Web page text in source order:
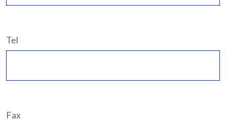
Tel
Fax